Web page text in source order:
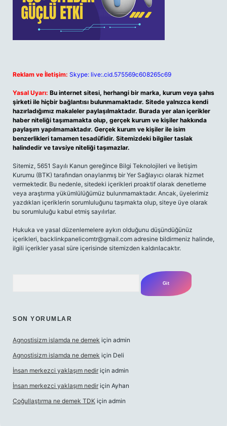
Reklam ve İletişim: Skype: live:.cid.575569c608265c69
Yasal Uyarı: Bu internet sitesi, herhangi bir marka, kurum veya şahıs
şirketi ile hiçbir bağlantısı bulunmamaktadır. Sitede yalnızca kendi
hazırladığımız makaleler paylaşılmaktadır. Burada yer alan içerikler
haber niteliği taşımamakta olup, gerçek kurum ve kişiler hakkında
paylaşım yapılmamaktadır. Gerçek kurum ve kişiler ile isim
benzerlikleri tamamen tesadüfidir. Sitemizdeki bilgiler taslak
halindedir ve tavsiye niteliği taşımazlar.
Sitemiz, 5651 Sayılı Kanun gereğince Bilgi Teknolojileri ve İletişim
Kurumu (BTK) tarafından onaylanmış bir Yer Sağlayıcı olarak hizmet
vermektedir. Bu nedenle, sitedeki içerikleri proaktif olarak denetleme
veya araştırma yükümlülüğümüz bulunmamaktadır. Ancak, üyelerimiz
yazdıkları içeriklerin sorumluluğunu taşımakta olup, siteye üye olarak
bu sorumluluğu kabul etmiş sayılırlar.
Hukuka ve yasal düzenlemelere aykırı olduğunu düşündüğünüz
içerikleri, backlinkpanelicomtr@gmail.com adresine bildirmeniz halinde,
ilgili içerikler yasal süre içerisinde sitemizden kaldırılacaktır.
SON YORUMLAR
Agnostisizm islamda ne demek için admin
Agnostisizm islamda ne demek için Deli
İnsan merkezci yaklaşım nedir için admin
İnsan merkezci yaklaşım nedir için Ayhan
Çoğullaştırma ne demek TDK için admin